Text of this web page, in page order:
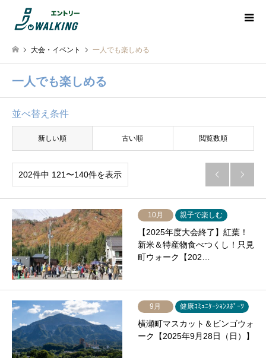
大会・イベント 一人でも楽しめる
一人でも楽しめる
並べ替え条件
新しい順 古い順 閲覧数順
202件中 121〜140件を表示  
10月 親子で楽しむ
【2025年度大会終了】紅葉！
新米＆特産物食べつくし！只見
町ウォーク【202…
9月 健康ｺﾐｭﾆｹｰｼｮﾝｽﾎﾟｰﾂ
横瀬町マスカット＆ビンゴウォ
ーク【2025年9月28日（日）】